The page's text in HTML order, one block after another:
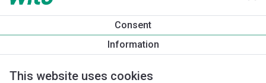
Consent
Information
This website uses cookies